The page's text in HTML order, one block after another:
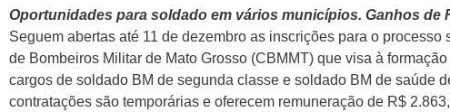
Oportunidades para soldado em vários municípios. Ganhos de
Seguem abertas até 11 de dezembro as inscrições para o
de Bombeiros Militar de Mato Grosso (CBMMT) que visa à
cargos de soldado BM de segunda classe e soldado BM de saúde
contratações são temporárias e oferecem remuneração de R$